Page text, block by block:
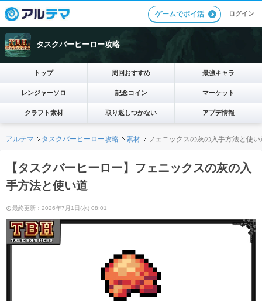
ゲームでポイ活 ログイン
タスクバーヒーロー攻略
トップ 周回おすすめ 最強キャラ
レンジャーソロ 記念コイン マーケット
クラフト素材 取り返しつかない アプデ情報
アルテマ タスクバーヒーロー攻略 素材 フェニックスの灰の入手方法と使い
【タスクバーヒーロー】フェニックスの灰の入
手方法と使い道
最終更新：2026年7月1日(水) 08:01